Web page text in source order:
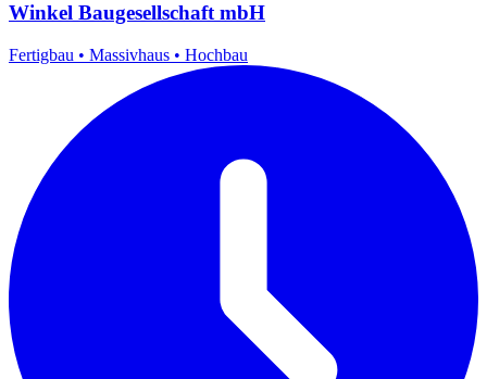
Winkel Baugesellschaft mbH
Fertigbau • Massivhaus • Hochbau